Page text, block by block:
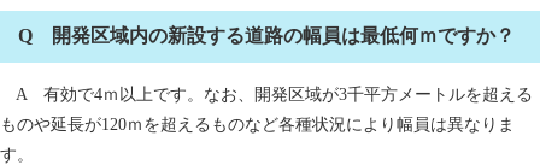
Q 開発区域内の新設する道路の幅員は最低何ｍですか？
A 有効で4ｍ以上です。なお、開発区域が3千平方メートルを超える
ものや延長が120ｍを超えるものなど各種状況により幅員は異なりま
す。